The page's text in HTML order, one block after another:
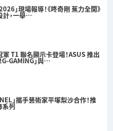
」現場報導！《咚奇剛 蕉力全開》
計，一舉…
軍 T1 聯名顯示卡登場！ASUS 推出
GAMING」與…
」攜手藝術家平塚梨沙合作！推
系列